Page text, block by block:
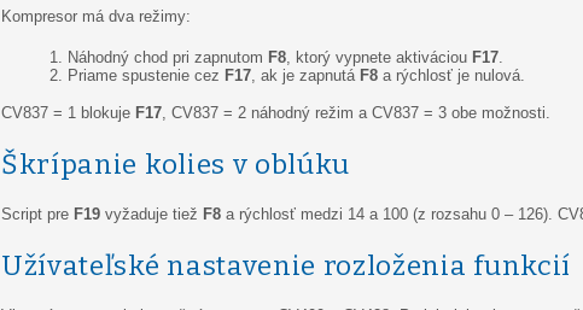
Kompresor má dva režimy:
Náhodný chod pri zapnutom F8, ktorý vypnete aktiváciou F17.
Priame spustenie cez F17, ak je zapnutá F8 a rýchlosť je nulová.
CV837 = 1 blokuje F17, CV837 = 2 náhodný režim a CV837 = 3 obe možnosti.
Škrípanie kolies v oblúku
Script pre F19 vyžaduje tiež F8 a rýchlosť medzi 14 a 100 (z rozsahu 0 – 126).
Užívateľské nastavenie rozloženia funkcií